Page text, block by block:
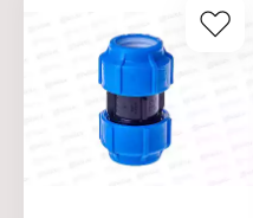
Рабочее давление: до 10
Температура
применения: от 0 до +40